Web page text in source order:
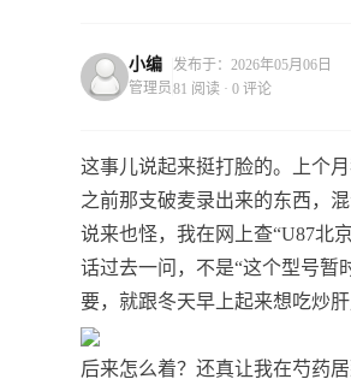
小编
管理员
发布于：2026年05月06日
81 阅读 · 0 评论
这事儿说起来挺打脸的。上个
之前那支破麦录出来的东西，
说来也怪，我在网上查“U87北
话过去一问，不是“这个型号暂
要，就跟冬天早上起来想吃炒
后来怎么着？还真让我在芍药